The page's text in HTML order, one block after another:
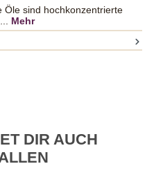
Öle sind hochkonzentrierte
Mehr
DIR AUCH